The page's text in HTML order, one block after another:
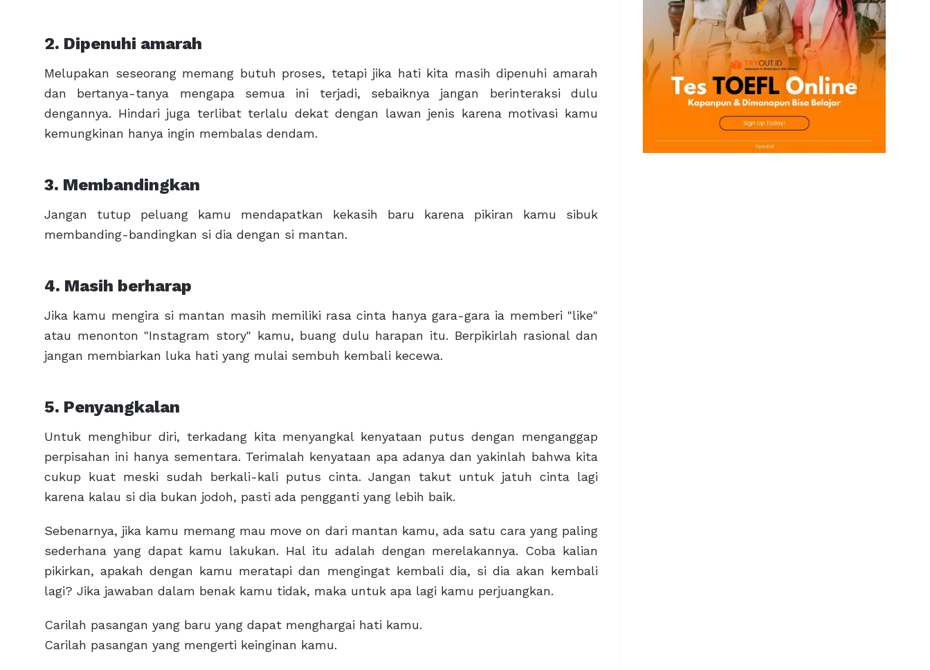
2. Dipenuhi amarah
Melupakan seseorang memang butuh proses, tetapi jika hati kita masih dipenuhi amarah
dan bertanya-tanya mengapa semua ini terjadi, sebaiknya jangan berinteraksi dulu
dengannya. Hindari juga terlibat terlalu dekat dengan lawan jenis karena motivasi kamu
kemungkinan hanya ingin membalas dendam.
3. Membandingkan
Jangan tutup peluang kamu mendapatkan kekasih baru karena pikiran kamu sibuk
membanding-bandingkan si dia dengan si mantan.
4. Masih berharap
Jika kamu mengira si mantan masih memiliki rasa cinta hanya gara-gara ia memberi "like"
atau menonton "Instagram story" kamu, buang dulu harapan itu. Berpikirlah rasional dan
jangan membiarkan luka hati yang mulai sembuh kembali kecewa.
5. Penyangkalan
Untuk menghibur diri, terkadang kita menyangkal kenyataan putus dengan menganggap
perpisahan ini hanya sementara. Terimalah kenyataan apa adanya dan yakinlah bahwa kita
cukup kuat meski sudah berkali-kali putus cinta. Jangan takut untuk jatuh cinta lagi
karena kalau si dia bukan jodoh, pasti ada pengganti yang lebih baik.
Sebenarnya, jika kamu memang mau move on dari mantan kamu, ada satu cara yang paling
sederhana yang dapat kamu lakukan. Hal itu adalah dengan merelakannya. Coba kalian
pikirkan, apakah dengan kamu meratapi dan mengingat kembali dia, si dia akan kembali
lagi? Jika jawaban dalam benak kamu tidak, maka untuk apa lagi kamu perjuangkan.
Carilah pasangan yang baru yang dapat menghargai hati kamu.
Carilah pasangan yang mengerti keinginan kamu.